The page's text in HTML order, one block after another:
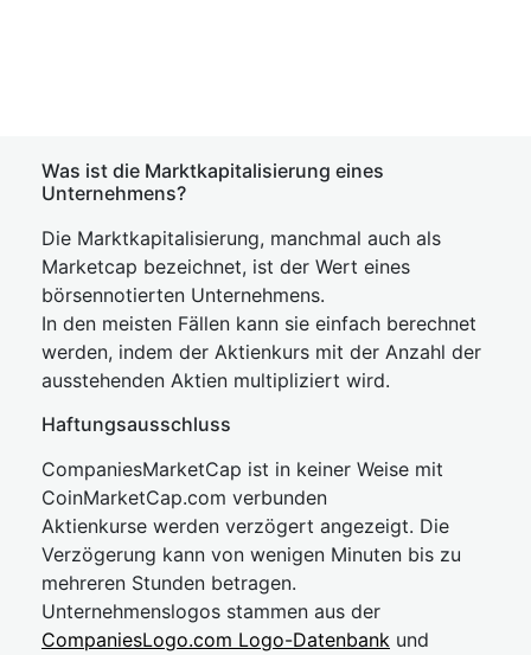
Was ist die Marktkapitalisierung eines
Unternehmens?
Die Marktkapitalisierung, manchmal auch als
Marketcap bezeichnet, ist der Wert eines
börsennotierten Unternehmens.
In den meisten Fällen kann sie einfach berechnet
werden, indem der Aktienkurs mit der Anzahl der
ausstehenden Aktien multipliziert wird.
Haftungsausschluss
CompaniesMarketCap ist in keiner Weise mit
CoinMarketCap.com verbunden
Aktienkurse werden verzögert angezeigt. Die
Verzögerung kann von wenigen Minuten bis zu
mehreren Stunden betragen.
Unternehmenslogos stammen aus der
CompaniesLogo.com Logo-Datenbank und